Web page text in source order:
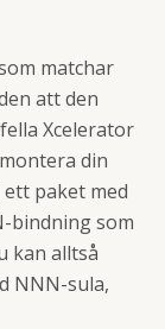
matchar
att den
Xcelerator
din
paket med
bindning som
kan alltså
NNN-sula,